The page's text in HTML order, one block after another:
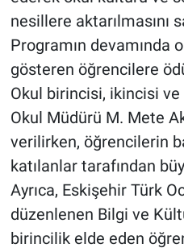
nesillere aktarılmasını
Programın devamında
gösteren öğrencilere
Okul birincisi, ikincisi
Okul Müdürü M. Mete
verilirken, öğrencilerin
katılanlar tarafından
Ayrıca, Eskişehir Türk
düzenlenen Bilgi ve
birincilik elde eden